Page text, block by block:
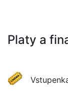
Platy a